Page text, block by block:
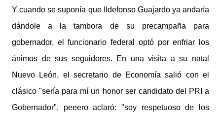
Y cuando se suponía que Ildefonso Guajardo ya andaría
dándole a la tambora de su precampaña para
gobernador, el funcionario federal optó por enfriar los
ánimos de sus seguidores. En una visita a su natal
Nuevo León, el secretario de Economía salió con el
clásico "sería para mí un honor ser candidato del PRI a
Gobernador", peeero aclaró: "soy respetuoso de los